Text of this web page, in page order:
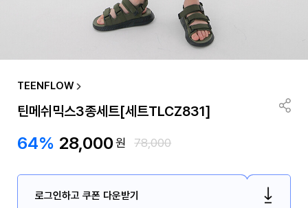
TEENFLOW
틴메쉬믹스3종세트[세트TLCZ831]
64% 28,000원 78,000
로그인하고 쿠폰 다운받기